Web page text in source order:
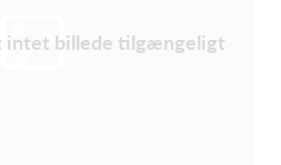
intet billede tilgængeligt